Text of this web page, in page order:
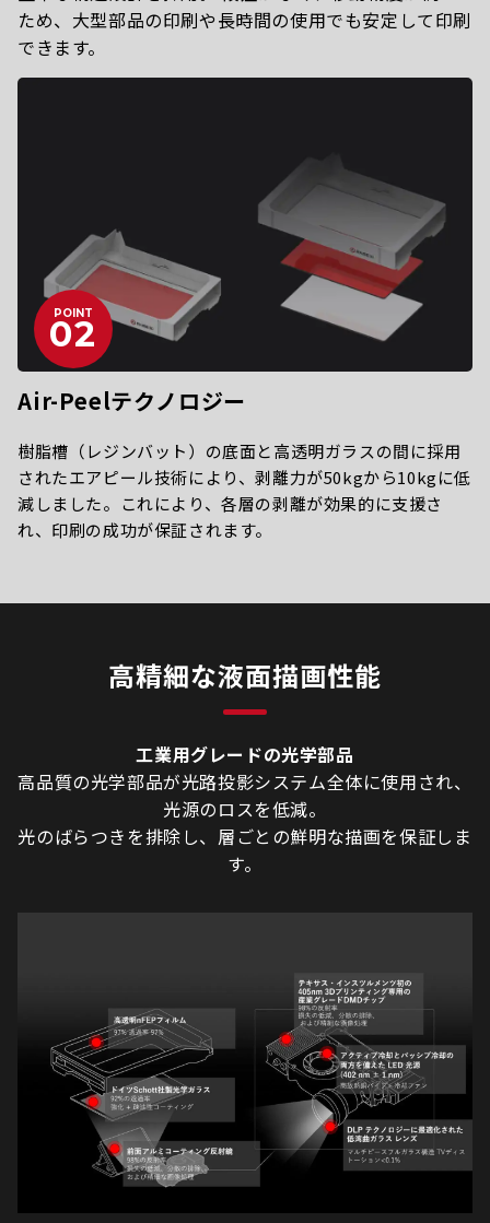
ため、大型部品の印刷や長時間の使用でも安定して印刷
できます。
POINT
Air-Peelテクノロジー
樹脂槽（レジンバット）の底面と高透明ガラスの間に採用
されたエアピール技術により、剥離力が50kgから10kgに低
減しました。これにより、各層の剥離が効果的に支援さ
れ、印刷の成功が保証されます。
高精細な液面描画性能
工業用グレードの光学部品
高品質の光学部品が光路投影システム全体に使用され、
光源のロスを低減。
光のばらつきを排除し、層ごとの鮮明な描画を保証しま
す。